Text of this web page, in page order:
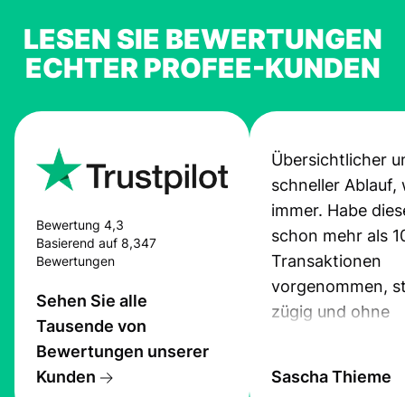
LESEN SIE BEWERTUNGEN
ECHTER PROFEE-KUNDEN
Bewertung 4,3
Basierend auf 8,347
Bewertungen
Sehen Sie alle
Tausende von
Bewertungen unserer
Kunden
Übersichtlicher
schneller Ablauf,
immer. Habe
schon mehr als
Transaktionen
vorgenommen,
zügig und ohne
Sascha Thieme